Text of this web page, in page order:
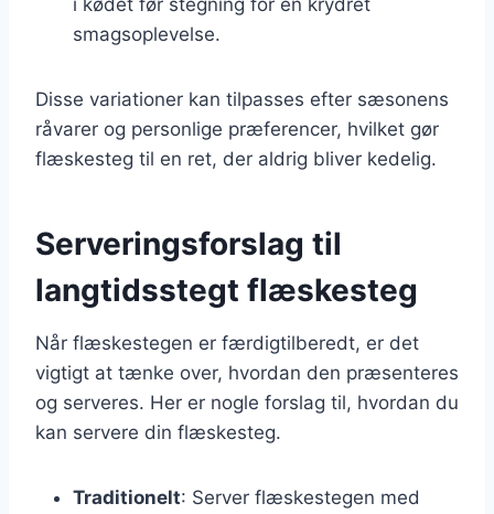
smagsoplevelse.
Disse variationer kan tilpasses efter sæsonens
råvarer og personlige præferencer, hvilket gør
flæskesteg til en ret, der aldrig bliver kedelig.
Serveringsforslag til
langtidsstegt flæskesteg
Når flæskestegen er færdigtilberedt, er det
vigtigt at tænke over, hvordan den præsenteres
og serveres. Her er nogle forslag til, hvordan du
kan servere din flæskesteg.
Traditionelt: Server flæskestegen med